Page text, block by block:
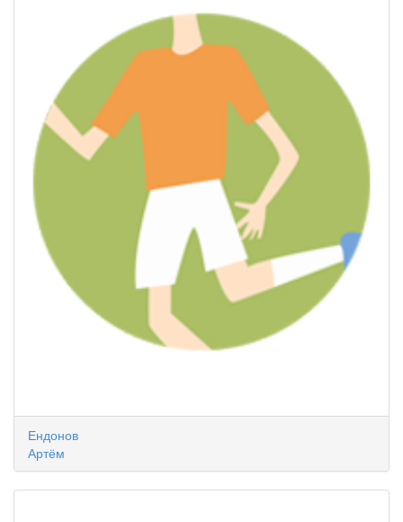
Ендонов
Артём